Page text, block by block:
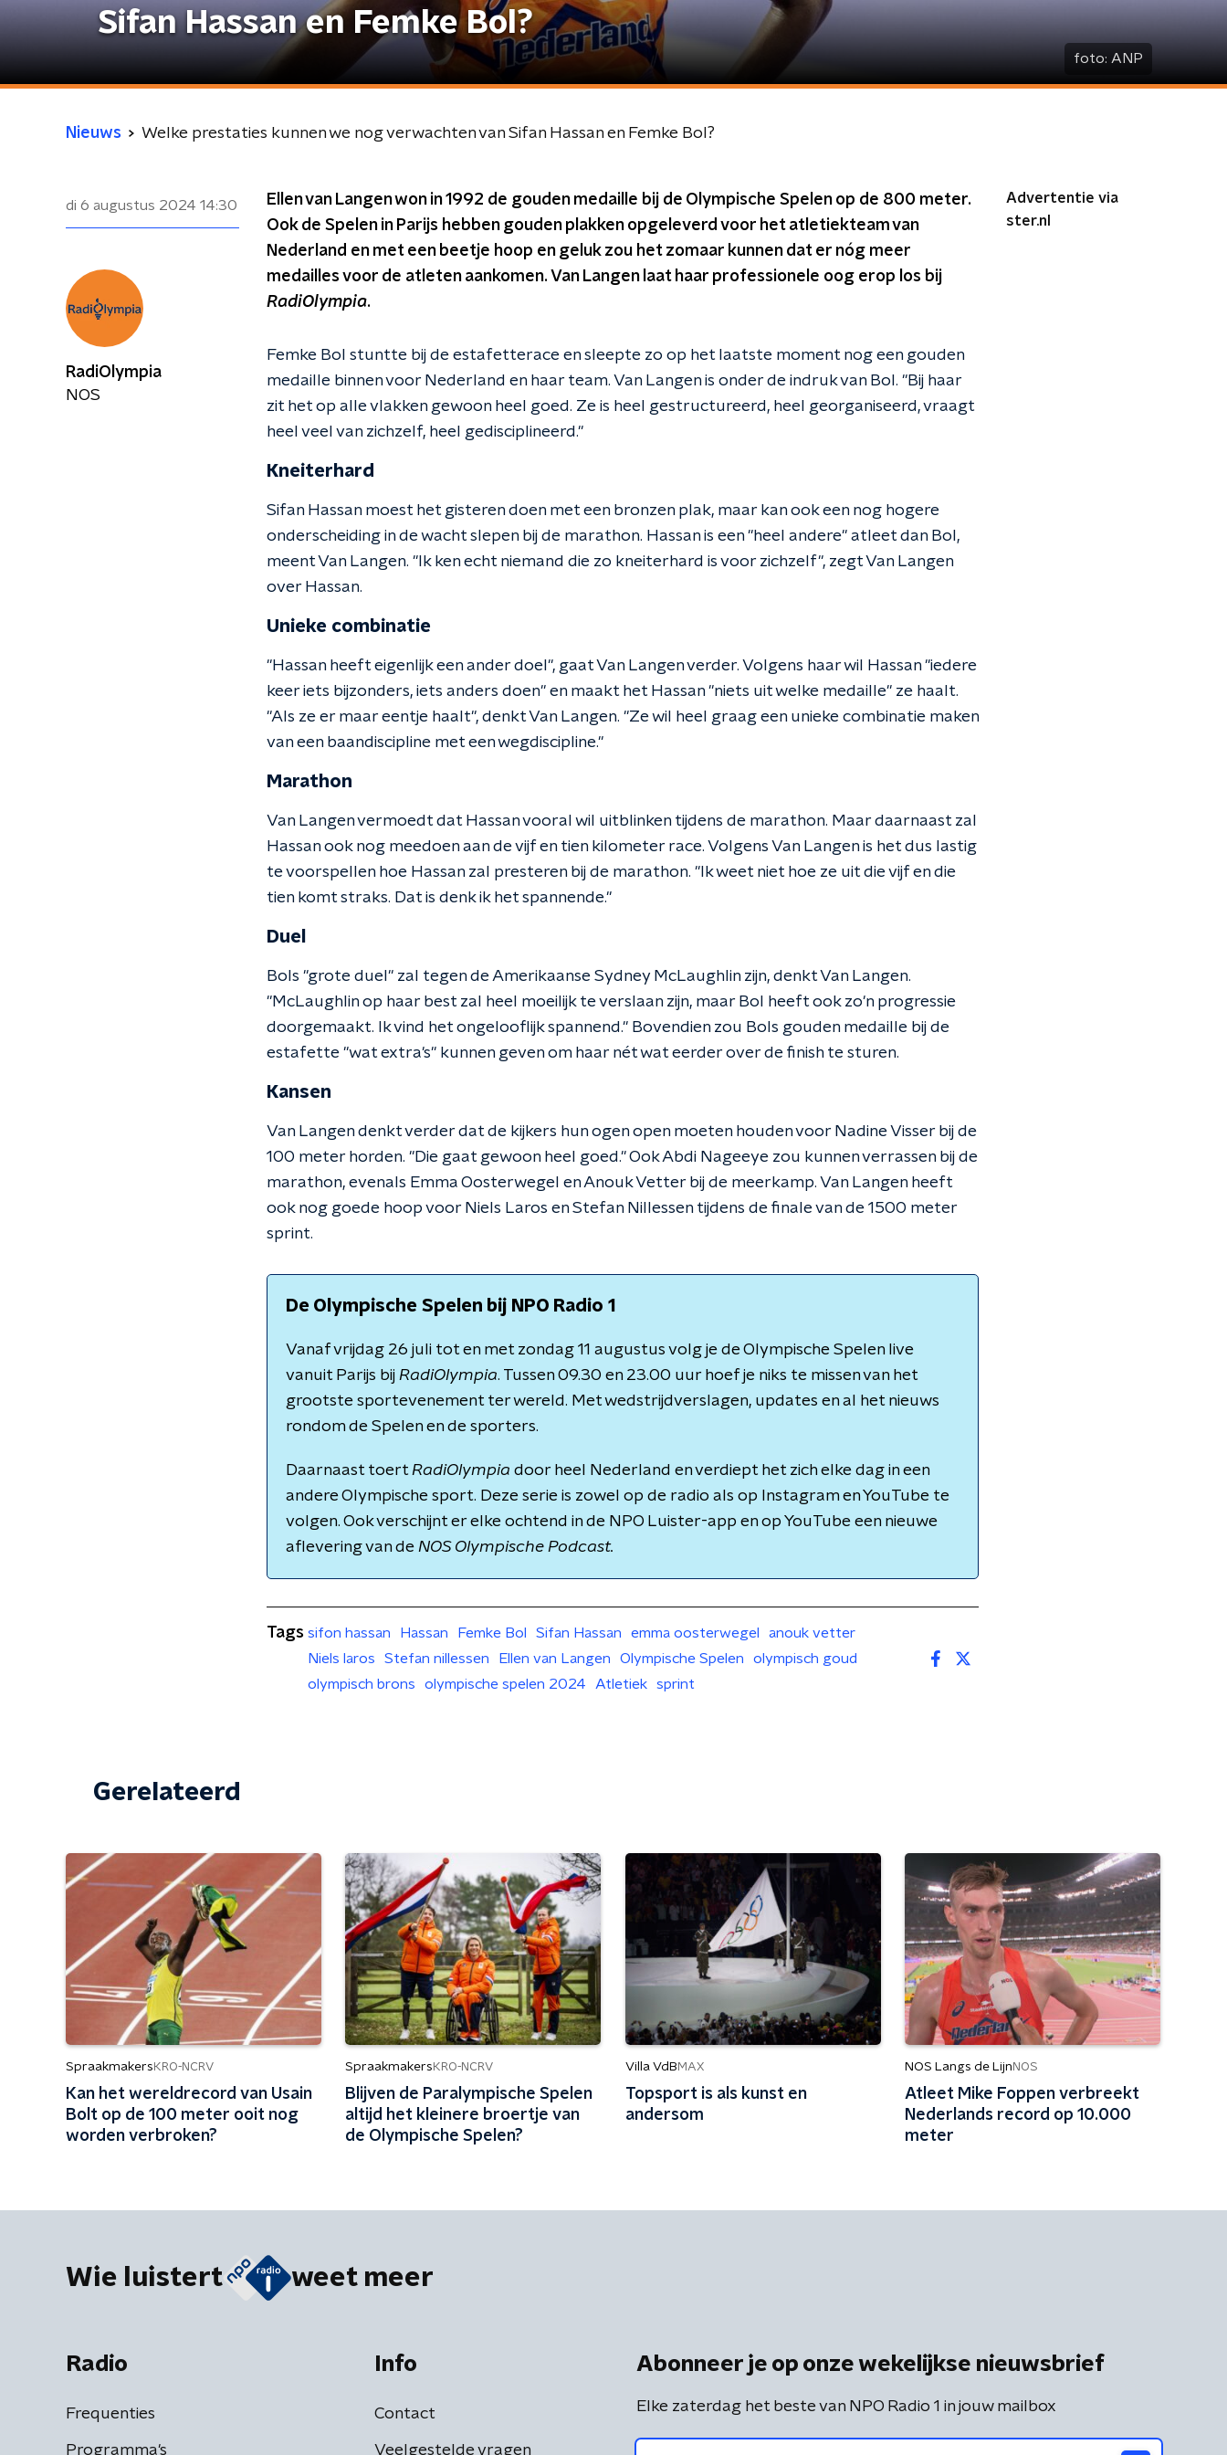
Sifan Hassan en Femke Bol?
foto: ANP
Nieuws Welke prestaties kunnen we nog verwachten van Sifan Hassan en Femke Bol?
di 6 augustus 2024 14:30
Ellen van Langen won in 1992 de gouden medaille bij de Olympische Spelen op de 800 meter.
Ook de Spelen in Parijs hebben gouden plakken opgeleverd voor het atletiekteam van
Nederland en met een beetje hoop en geluk zou het zomaar kunnen dat er nóg meer
medailles voor de atleten aankomen. Van Langen laat haar professionele oog erop los bij
RadiOlympia.
Femke Bol stuntte bij de estafetterace en sleepte zo op het laatste moment nog een gouden
medaille binnen voor Nederland en haar team. Van Langen is onder de indruk van Bol. "Bij haar
zit het op alle vlakken gewoon heel goed. Ze is heel gestructureerd, heel georganiseerd, vraagt
heel veel van zichzelf, heel gedisciplineerd."
Kneiterhard
Sifan Hassan moest het gisteren doen met een bronzen plak, maar kan ook een nog hogere
onderscheiding in de wacht slepen bij de marathon. Hassan is een "heel andere" atleet dan Bol,
meent Van Langen. "Ik ken echt niemand die zo kneiterhard is voor zichzelf", zegt Van Langen
over Hassan.
Unieke combinatie
"Hassan heeft eigenlijk een ander doel", gaat Van Langen verder. Volgens haar wil Hassan "iedere
keer iets bijzonders, iets anders doen" en maakt het Hassan "niets uit welke medaille" ze haalt.
"Als ze er maar eentje haalt", denkt Van Langen. "Ze wil heel graag een unieke combinatie maken
van een baandiscipline met een wegdiscipline."
Marathon
Van Langen vermoedt dat Hassan vooral wil uitblinken tijdens de marathon. Maar daarnaast zal
Hassan ook nog meedoen aan de vijf en tien kilometer race. Volgens Van Langen is het dus lastig
te voorspellen hoe Hassan zal presteren bij de marathon. "Ik weet niet hoe ze uit die vijf en die
tien komt straks. Dat is denk ik het spannende."
Duel
Bols "grote duel" zal tegen de Amerikaanse Sydney McLaughlin zijn, denkt Van Langen.
"McLaughlin op haar best zal heel moeilijk te verslaan zijn, maar Bol heeft ook zo'n progressie
doorgemaakt. Ik vind het ongelooflijk spannend." Bovendien zou Bols gouden medaille bij de
estafette "wat extra's" kunnen geven om haar nét wat eerder over de finish te sturen.
Kansen
Van Langen denkt verder dat de kijkers hun ogen open moeten houden voor Nadine Visser bij de
100 meter horden. "Die gaat gewoon heel goed." Ook Abdi Nageeye zou kunnen verrassen bij de
marathon, evenals Emma Oosterwegel en Anouk Vetter bij de meerkamp. Van Langen heeft
ook nog goede hoop voor Niels Laros en Stefan Nillessen tijdens de finale van de 1500 meter
sprint.
De Olympische Spelen bij NPO Radio 1
Vanaf vrijdag 26 juli tot en met zondag 11 augustus volg je de Olympische Spelen live
vanuit Parijs bij RadiOlympia. Tussen 09.30 en 23.00 uur hoef je niks te missen van het
grootste sportevenement ter wereld. Met wedstrijdverslagen, updates en al het nieuws
rondom de Spelen en de sporters.
Daarnaast toert RadiOlympia door heel Nederland en verdiept het zich elke dag in een
andere Olympische sport. Deze serie is zowel op de radio als op Instagram en YouTube te
volgen. Ook verschijnt er elke ochtend in de NPO Luister-app en op YouTube een nieuwe
aflevering van de NOS Olympische Podcast.
Advertentie via
ster.nl
RadiOlympia
NOS
Tags sifon hassan Hassan Femke Bol Sifan Hassan emma oosterwegel
anouk vetter
Niels laros
Stefan nillessen Ellen van Langen Olympische Spelen
olympisch goud
olympisch brons
olympische spelen 2024 Atletiek sprint
Gerelateerd
Spraakmakers KRO-NCRV
Kan het wereldrecord van Usain
Bolt op de 100 meter ooit nog
worden verbroken?
Spraakmakers KRO-NCRV
Blijven de Paralympische Spelen
altijd het kleinere broertje van
de Olympische Spelen?
Villa VdB MAX
Topsport is als kunst en
andersom
NOS Langs de Lijn NOS
Atleet Mike Foppen verbreekt
Nederlands record op 10.000
meter
Wie luistert weet meer
Radio
Frequenties
Programma's
Info
Contact
Veelgestelde vragen
Abonneer je op onze wekelijkse nieuwsbrief
Elke zaterdag het beste van NPO Radio 1 in jouw mailbox